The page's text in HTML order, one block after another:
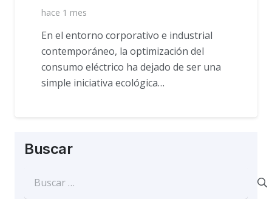
hace 1 mes
En el entorno corporativo e industrial
contemporáneo, la optimización del
consumo eléctrico ha dejado de ser una
simple iniciativa ecológica…
Buscar